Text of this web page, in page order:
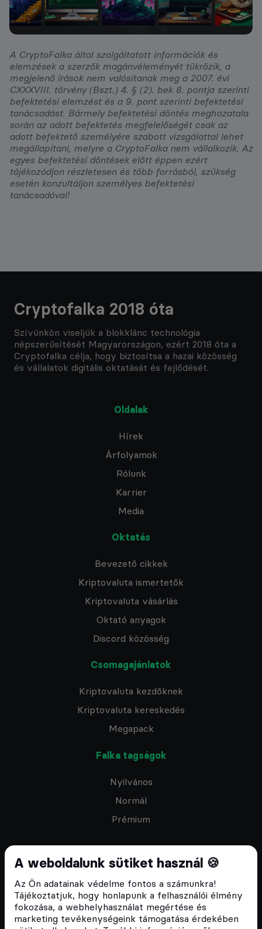
A weboldalunk sütiket használ 🍪
Az Ön adatainak védelme fontos a számunkra!
Tájékoztatjuk, hogy honlapunk a felhasználói élmény
fokozása, a webhelyhasználat megértése és
marketing tevékenységeink támogatása érdekében
A CryptoFalka által szolgáltatott információk és
elemzések a szerzők magánvéleményét tükrözik, a
megjelenő írások nem valósítanak meg a 2007. évi
CXXXVIII. törvény (Bszt.) 4. § (2). bek 8. pontja szerinti
befektetési elemzést és a 9. pont szerinti befektetési
tanácsadást. Bármely befektetési döntés meghozatala
során az adott befektetés megfelelőségét csak az
adott befektető személyére szabott vizsgálattal lehet
megállapítani, melyre a CryptoFalka nem vállalkozik. Az
egyes befektetési döntések előtt éppen ezért
tájékozódjon részletesen és több forrásból, szükség
esetén konzultáljon személyes befektetési
tanácsadóval!
Cryptofalka 2018 óta
Szívünkön viseljük a blokklánc technológia
népszerűsítését Magyarországon, ezért 2018 óta a
Cryptofalka célja, hogy biztosítsa a hazai közösség
és vállalatok digitális oktatását és fejlődését.
Oldalak
Hírek
Árfolyamok
Rólunk
Karrier
Media
Oktatás
Bevezető cikkek
Kriptovaluta ismertetők
Kriptovaluta vásárlás
Oktató anyagok
Discord közösség
Csomagajánlatok
Kriptovaluta kezdőknek
Kriptovaluta kereskedés
Megapack
Falka tagságok
Nyilvános
Normál
Prémium
Feliratkozom a hírlevélre